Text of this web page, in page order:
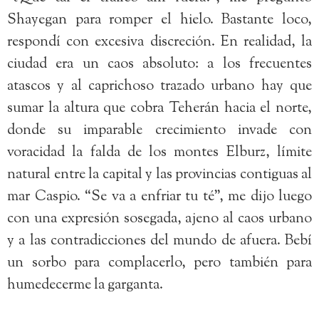
Shayegan para romper el hielo. Bastante loco,
respondí con excesiva discreción. En realidad, la
ciudad era un caos absoluto: a los frecuentes
atascos y al caprichoso trazado urbano hay que
sumar la altura que cobra Teherán hacia el norte,
donde su imparable crecimiento invade con
voracidad la falda de los montes Elburz, límite
natural entre la capital y las provincias contiguas al
mar Caspio. “Se va a enfriar tu té”, me dijo luego
con una expresión sosegada, ajeno al caos urbano
y a las contradicciones del mundo de afuera. Bebí
un sorbo para complacerlo, pero también para
humedecerme la garganta.